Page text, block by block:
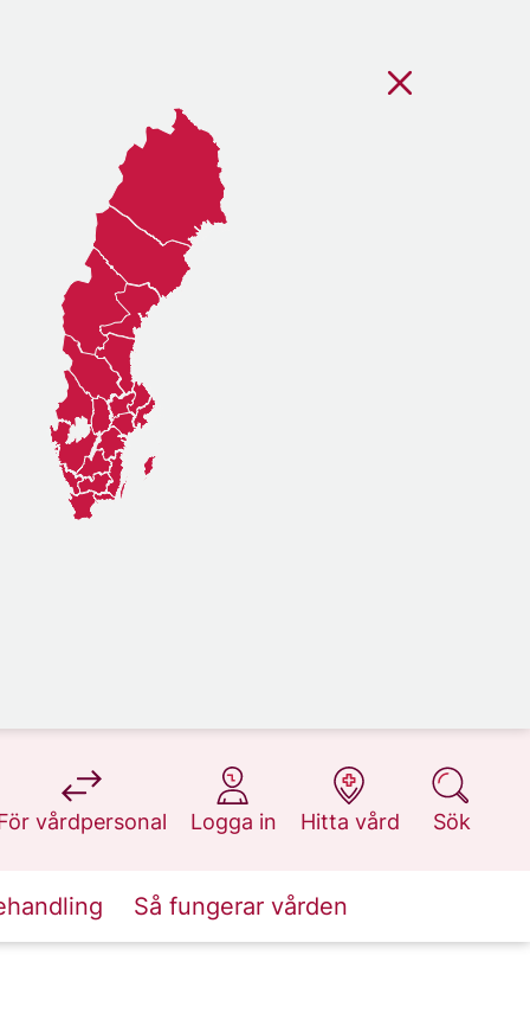
vårdpersonal
på 1177.se
Logga in
på 1177.se
Hitta vård
på 1177.se
Sök
på 1177.se
Så fungerar vården